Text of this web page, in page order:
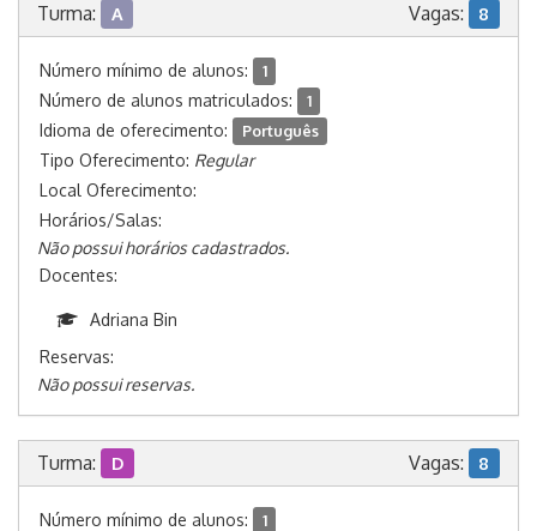
Turma: A Vagas: 8
Número mínimo de alunos: 1
Número de alunos matriculados: 1
Idioma de oferecimento: Português
Tipo Oferecimento: Regular
Local Oferecimento:
Horários/Salas:
Não possui horários cadastrados.
Docentes:
Adriana Bin
Reservas:
Não possui reservas.
Turma: D Vagas: 8
Número mínimo de alunos: 1